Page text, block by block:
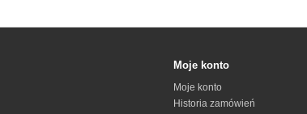
Moje konto
Moje konto
Historia zamówień